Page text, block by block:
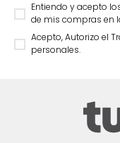
Entiendo y acepto
de mis compras en
Acepto, Autorizo el
personales.